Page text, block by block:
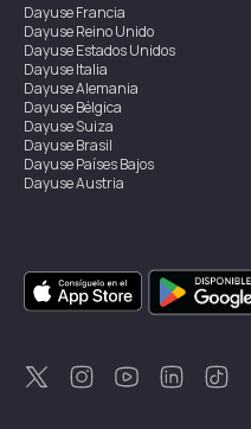
DayuseFrancia
DayuseReino Unido
DayuseEstados Unidos
DayuseItalia
DayuseAlemania
DayuseBélgica
DayuseSuiza
DayuseBrasil
DayusePaíses Bajos
DayuseAustria
DayuseSingapur
DayuseSuecia
DayuseTailandia
DayuseNueva Zelanda
DayuseTurquía